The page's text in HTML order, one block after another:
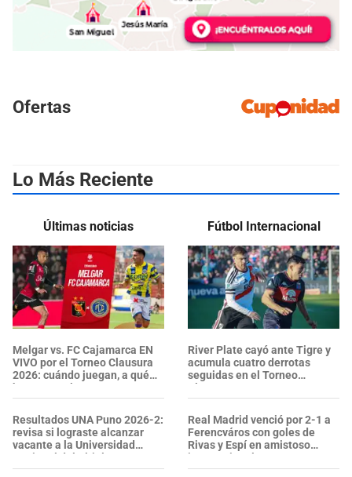
Ofertas
Lo Más Reciente
Últimas noticias
Melgar vs. FC Cajamarca EN
VIVO por el Torneo Clausura
2026: cuándo juegan, a qué
hora y canal
Resultados UNA Puno 2026-2:
revisa si lograste alcanzar
vacante a la Universidad
Nacional del Altiplano Puno
Fútbol Internacional
River Plate cayó ante Tigre y
acumula cuatro derrotas
seguidas en el Torneo
Clausura 2026
Real Madrid venció por 2-1 a
Ferencváros con goles de
Rivas y Espí en amistoso
internacional